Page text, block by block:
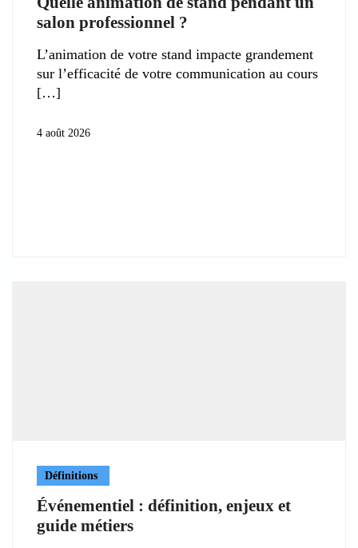
salon professionnel ?
L’animation de votre stand impacte grandement
sur l’efficacité de votre communication au cours
4 août 2026
Définitions
Événementiel : définition, enjeux et
guide métiers